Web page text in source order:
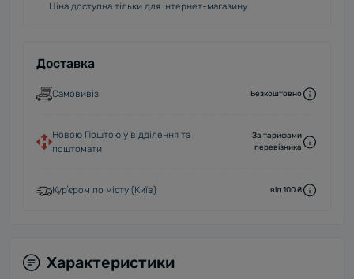
Ціна доступна тільки для інтернет-магазину
Доставка
Самовивіз Безкоштовно
Новою Поштою у відділення та
поштомати
За тарифами
перевізника
Курʼєром по місту (Київ) від 100 ₴
Характеристики